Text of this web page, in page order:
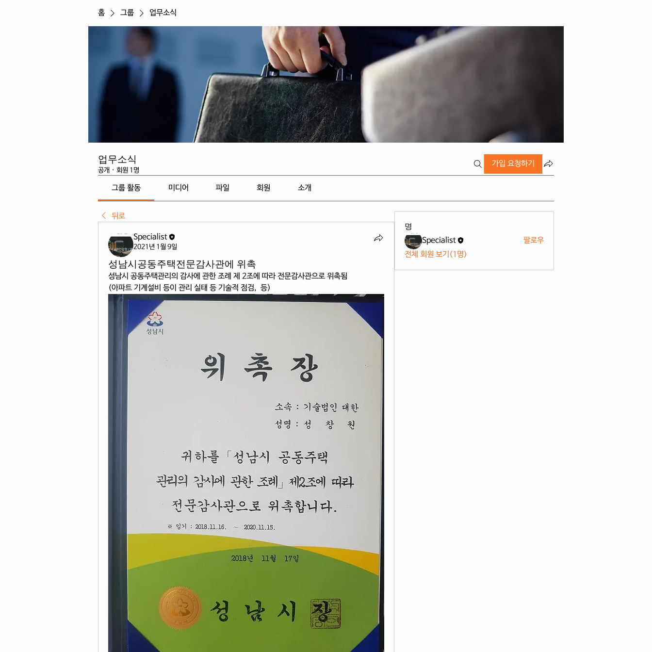
홈 그룹 업무소식
업무소식
공개 · 회원 1명
가입 요청하기
그룹 활동 미디어 파일 회원 소개
뒤로
Specialist
2021년 1월 9일
성남시공동주택전문감사관에 위촉
성남시 공동주택관리의 감사에 관한 조례 제 2조에 따라 전문감사관으로 위촉됨
(아파트 기계설비 등이 관리 실태 등 기술적 점검,  등)
명
Specialist
팔로우
전체 회원 보기(1명)